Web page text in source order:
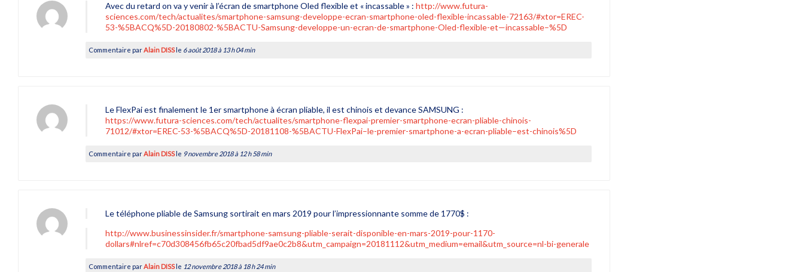
Avec du retard on va y venir à l’écran de smartphone Oled flexible et « incassable » :http://www.futura-
sciences.com/tech/actualites/smartphone-samsung-developpe-ecran-smartphone-oled-flexible-incassable-72163/#xtor=EREC-
53-%5BACQ%5D-20180802-%5BACTU-Samsung-developpe-un-ecran-de-smartphone-Oled-flexible-et—incassable–%5D
Commentaire parAlain DISSle 6 août 2018 à 13 h 04 min
Le FlexPai est finalement le 1er smartphone à écran pliable, il est chinois et devance SAMSUNG :
https://www.futura-sciences.com/tech/actualites/smartphone-flexpai-premier-smartphone-ecran-pliable-chinois-
71012/#xtor=EREC-53-%5BACQ%5D-20181108-%5BACTU-FlexPai–le-premier-smartphone-a-ecran-pliable–est-chinois%5D
Commentaire parAlain DISSle 9 novembre 2018 à 12 h 58 min
Le téléphone pliable de Samsung sortirait en mars 2019 pour l’impressionnante somme de 1770$ :
http://www.businessinsider.fr/smartphone-samsung-pliable-serait-disponible-en-mars-2019-pour-1170-
dollars#nlref=c70d308456fb65c20fbad5df9ae0c2b8&utm_campaign=20181112&utm_medium=email&utm_source=nl-bi-generale
Commentaire parAlain DISSle 12 novembre 2018 à 18 h 24 min